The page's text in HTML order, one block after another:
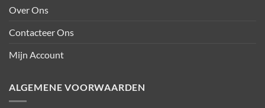
Over Ons
Contacteer Ons
Mijn Account
ALGEMENE VOORWAARDEN